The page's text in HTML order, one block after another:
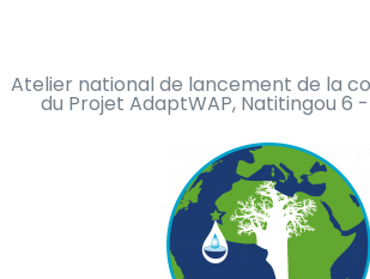
Atelier national de lancement de la
du Projet AdaptWAP, Natitingou 6 -